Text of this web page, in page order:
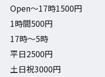
Open〜17時1500円
1時間500円
17時〜5時
平日2500円
土日祝3000円